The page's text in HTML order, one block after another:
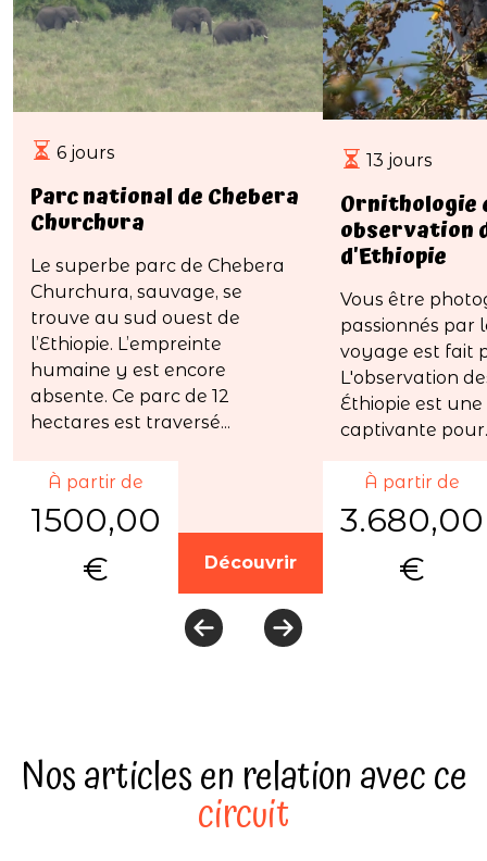
6 jours
Parc national de Chebera
Churchura
Le superbe parc de Chebera
Churchura, sauvage, se
trouve au sud ouest de
l’Ethiopie. L’empreinte
humaine y est encore
absente. Ce parc de 12
hectares est traversé...
À partir de
1500,00
€
Découvrir
13 jours
Ornithologie
observation
d'Ethiopie
Vous être
passionnés par
voyage est fait
L'observation
Éthiopie est
captivante
À partir de
3.680,00
€
Nos articles en relation avec ce
circuit